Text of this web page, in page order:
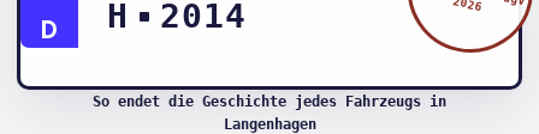
D H 2014 2026
So endet die Geschichte jedes Fahrzeugs in
Langenhagen